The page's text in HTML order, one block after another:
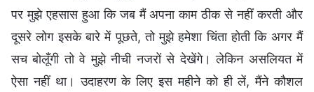
पर मुझे एहसास हुआ कि जब मैं अपना काम ठीक से नहीं करती और
दूसरे लोग इसके बारे में पूछते, तो मुझे हमेशा चिंता होती कि अगर मैं
सच बोलूँगी तो वे मुझे नीची नजरों से देखेंगे। लेकिन असलियत में
ऐसा नहीं था। उदाहरण के लिए इस महीने को ही लें, मैंने कौशल